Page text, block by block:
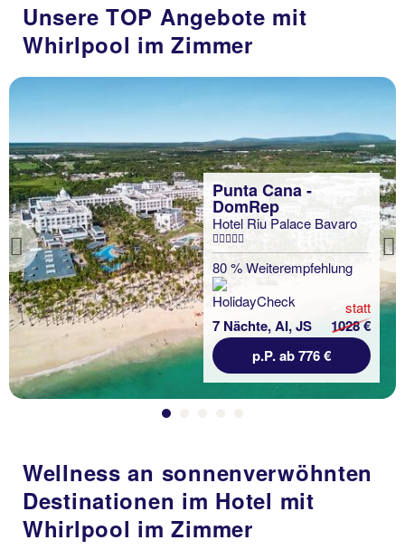
Unsere TOP Angebote mit
Whirlpool im Zimmer
Previous
Punta Cana -
DomRep
Hotel Riu Palace Bavaro
80 % Weiterempfehlung
7 Nächte, AI, JS
statt
1028 €
p.P. ab 776 €
Wellness an sonnenverwöhnten
Destinationen im Hotel mit
Whirlpool im Zimmer